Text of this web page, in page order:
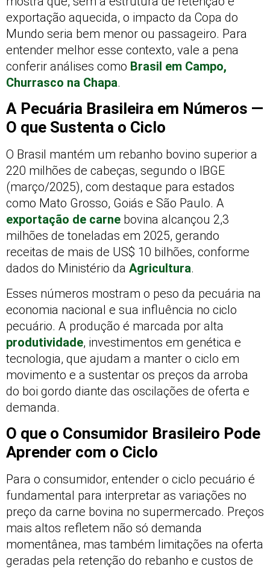
exportação aquecida, o impacto da Copa do
Mundo seria bem menor ou passageiro. Para
entender melhor esse contexto, vale a pena
conferir análises como Brasil em Campo,
Churrasco na Chapa.
A Pecuária Brasileira em Números —
O que Sustenta o Ciclo
O Brasil mantém um rebanho bovino superior a
220 milhões de cabeças, segundo o IBGE
(março/2025), com destaque para estados
como Mato Grosso, Goiás e São Paulo. A
exportação de carne bovina alcançou 2,3
milhões de toneladas em 2025, gerando
receitas de mais de US$ 10 bilhões, conforme
dados do Ministério da Agricultura.
Esses números mostram o peso da pecuária na
economia nacional e sua influência no ciclo
pecuário. A produção é marcada por alta
produtividade, investimentos em genética e
tecnologia, que ajudam a manter o ciclo em
movimento e a sustentar os preços da arroba
do boi gordo diante das oscilações de oferta e
demanda.
O que o Consumidor Brasileiro Pode
Aprender com o Ciclo
Para o consumidor, entender o ciclo pecuário é
fundamental para interpretar as variações no
preço da carne bovina no supermercado. Preços
mais altos refletem não só demanda
momentânea, mas também limitações na oferta
geradas pela retenção do rebanho e custos de